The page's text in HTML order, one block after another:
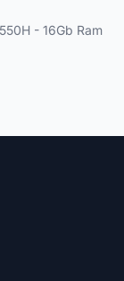
- 16Gb Ram